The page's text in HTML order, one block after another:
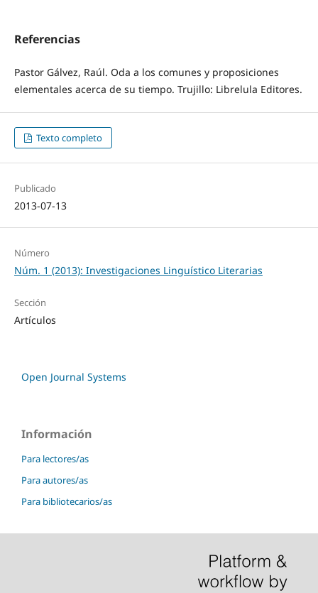
Referencias
Pastor Gálvez, Raúl. Oda a los comunes y proposiciones
elementales acerca de su tiempo. Trujillo: Librelula Editores.
Texto completo
Publicado
2013-07-13
Número
Núm. 1 (2013): Investigaciones Linguístico Literarias
Sección
Artículos
Open Journal Systems
Información
Para lectores/as
Para autores/as
Para bibliotecarios/as